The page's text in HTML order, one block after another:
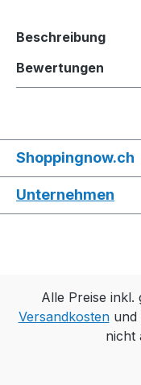
Beschreibung
Bewertungen
Shoppingnow.ch
Unternehmen
Alle Preise inkl.
Versandkostenund
nicht